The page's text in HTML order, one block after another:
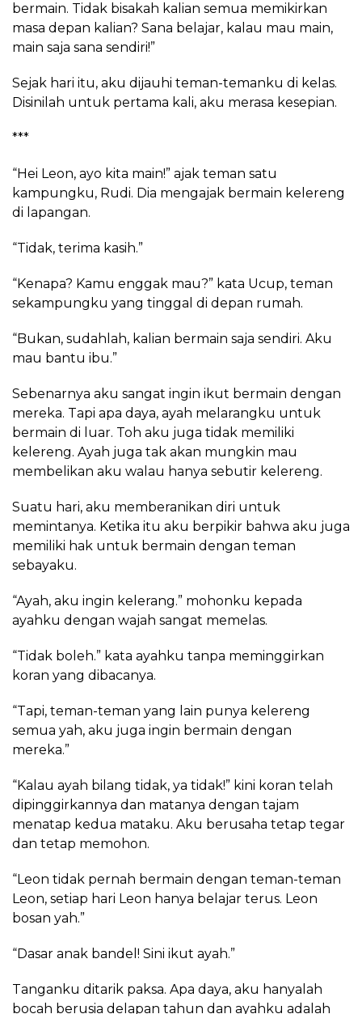
bermain. Tidak bisakah kalian semua memikirkan
masa depan kalian? Sana belajar, kalau mau main,
main saja sana sendiri!”
Sejak hari itu, aku dijauhi teman-temanku di kelas.
Disinilah untuk pertama kali, aku merasa kesepian.
***
“Hei Leon, ayo kita main!” ajak teman satu
kampungku, Rudi. Dia mengajak bermain kelereng
di lapangan.
“Tidak, terima kasih.”
“Kenapa? Kamu enggak mau?” kata Ucup, teman
sekampungku yang tinggal di depan rumah.
“Bukan, sudahlah, kalian bermain saja sendiri. Aku
mau bantu ibu.”
Sebenarnya aku sangat ingin ikut bermain dengan
mereka. Tapi apa daya, ayah melarangku untuk
bermain di luar. Toh aku juga tidak memiliki
kelereng. Ayah juga tak akan mungkin mau
membelikan aku walau hanya sebutir kelereng.
Suatu hari, aku memberanikan diri untuk
memintanya. Ketika itu aku berpikir bahwa aku juga
memiliki hak untuk bermain dengan teman
sebayaku.
“Ayah, aku ingin kelerang.” mohonku kepada
ayahku dengan wajah sangat memelas.
“Tidak boleh.” kata ayahku tanpa meminggirkan
koran yang dibacanya.
“Tapi, teman-teman yang lain punya kelereng
semua yah, aku juga ingin bermain dengan
mereka.”
“Kalau ayah bilang tidak, ya tidak!” kini koran telah
dipinggirkannya dan matanya dengan tajam
menatap kedua mataku. Aku berusaha tetap tegar
dan tetap memohon.
“Leon tidak pernah bermain dengan teman-teman
Leon, setiap hari Leon hanya belajar terus. Leon
bosan yah.”
“Dasar anak bandel! Sini ikut ayah.”
Tanganku ditarik paksa. Apa daya, aku hanyalah
bocah berusia delapan tahun dan ayahku adalah